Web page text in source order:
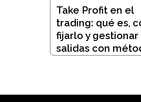
Take Profit en el
trading: qué es,
fijarlo y gestionar
salidas con